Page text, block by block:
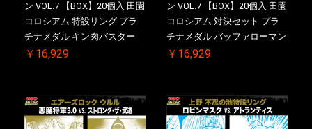
ン VOL.7 【BOX】20個入 田園
コロシアム 特設リング プラ
チナメダル キン肉バスター
VS. キン肉バスターやぶり ケ
【二次受注分】2026/10/30 一
斉出荷予定
￥16,929
ン VOL.7 【BOX】20個入 田園
コロシアム 対決セット プラ
チナメダル バッファローマン
2.0 顎髭 Ver. VS. 光の矢 ケー
【二次受注分】2026/10/30 一
斉出荷予定
￥16,929